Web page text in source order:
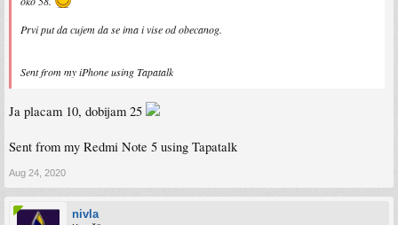
Prvi put da cujem da se ima i vise od obecanog.
Sent from my iPhone using Tapatalk
Ja placam 10, dobijam 25
Sent from my Redmi Note 5 using Tapatalk
Aug 24, 2020
nivla